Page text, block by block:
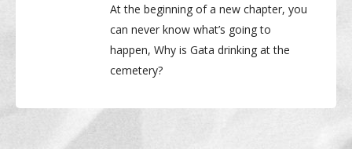
At the beginning of a new chapter, you
can never know what’s going to
happen, Why is Gata drinking at the
cemetery?